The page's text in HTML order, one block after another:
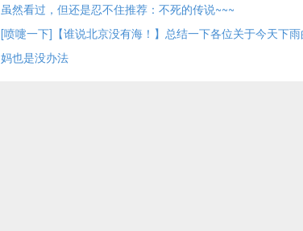
虽然看过，但还是忍不住推荐：不死的传说~~~
[喷嚏一下]【谁说北京没有海！】总结一下各位关于今天下
妈也是没办法